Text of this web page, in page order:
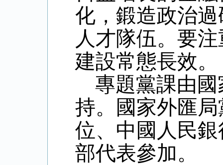
化， 鍛造政治
人才隊伍。要
建設常態長效。
專題黨課由
持。國家外匯
位、中國人民
部代表參加。